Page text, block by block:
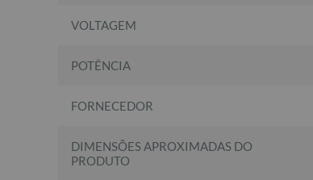
VOLTAGEM
POTÊNCIA
FORNECEDOR
DIMENSÕES APROXIMADAS DO
PRODUTO